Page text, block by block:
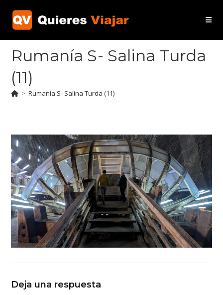
contenido
Rumanía S- Salina Turda
(11)
> Rumanía S- Salina Turda (11)
Deja una respuesta